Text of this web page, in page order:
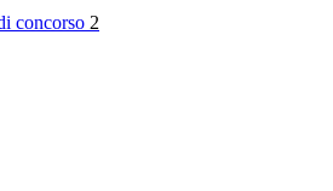
concorso 2